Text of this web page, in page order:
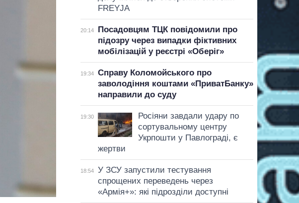
FREYJA
20:14
Посадовцям ТЦК повідомили про
підозру через випадки фіктивних
мобілізацій у реєстрі «Оберіг»
19:34
Справу Коломойського про
заволодіння коштами «ПриватБанку»
направили до суду
19:30
Росіяни завдали удару по
сортувальному центру
Укрпошти у Павлограді, є
жертви
18:54
У ЗСУ запустили тестування
спрощених переведень через
«Армія+»: які підрозділи доступні